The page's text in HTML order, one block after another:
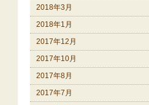
2018年3月
2018年1月
2017年12月
2017年10月
2017年8月
2017年7月